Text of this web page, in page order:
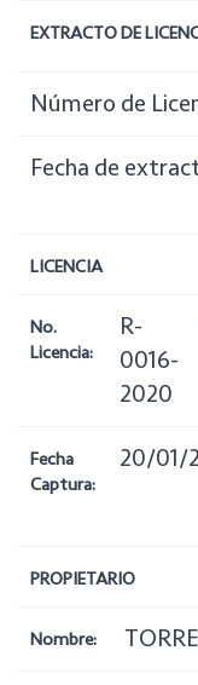
EXTRACTO DE
Número de
Fecha de
LICENCIA
No.
Licencia:
R-
0016-
2020
Fecha
Captura:
20/01/
PROPIETARIO
Nombre: